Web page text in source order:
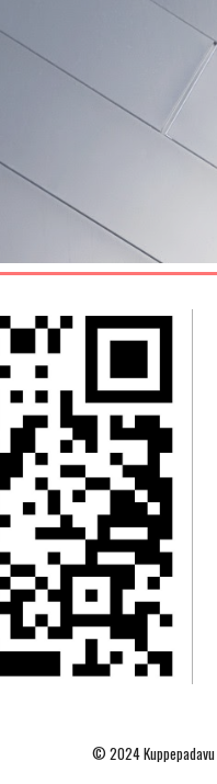
© 2024Kuppepadavu